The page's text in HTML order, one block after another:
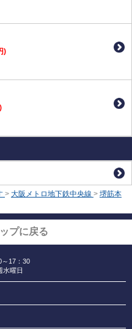
)
> 大阪メトロ地下鉄中央線 > 堺筋本
プに戻る
～17：30
水曜日